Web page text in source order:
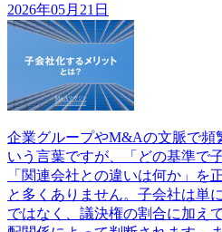
2026年05月21日
企業グループやM&Aの文脈で頻
いう言葉ですが、「どの基準で
「関連会社との違いは何か」を
と多くありません。子会社は単
ではなく、議決権の割合に加え